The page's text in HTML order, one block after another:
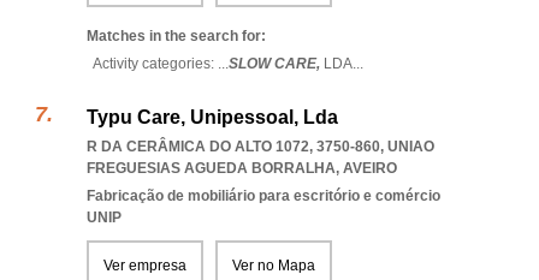
Matches in the search for:
Activity categories: ...SLOW CARE, LDA...
Typu Care, Unipessoal, Lda
R DA CERÂMICA DO ALTO 1072, 3750-860, UNIAO
FREGUESIAS AGUEDA BORRALHA, AVEIRO
Fabricação de mobiliário para escritório e comércio
UNIP
Ver empresa Ver no Mapa